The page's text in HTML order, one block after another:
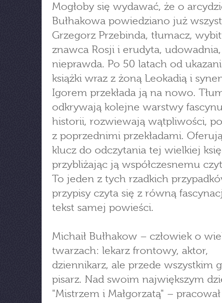
Mogłoby się wydawać, że o
Bułhakowa powiedziano już
Grzegorz Przebinda, tłumacz,
znawca Rosji i erudyta,
nieprawda. Po 50 latach od
książki wraz z żoną Leokadią i
Igorem przekłada ją na nowo.
odkrywają kolejne warstwy
historii, rozwiewają wątpliwości,
z poprzednimi przekładami.
klucz do odczytania tej wielkiej
przybliżając ją współczesnemu
To jeden z tych rzadkich
przypisy czyta się z równą
tekst samej powieści.
Michaił Bułhakow – człowiek o
twarzach: lekarz frontowy, aktor,
dziennikarz, ale przede wszystkim
pisarz. Nad swoim największym
"Mistrzem i Małgorzatą" –